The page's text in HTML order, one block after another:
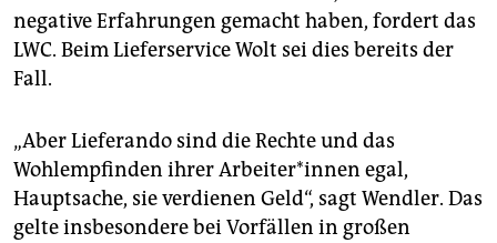
negative Erfahrungen gemacht haben, fordert das
LWC. Beim Lieferservice Wolt sei dies bereits der
Fall.
„Aber Lieferando sind die Rechte und das
Wohlempfinden ihrer Ar­bei­te­r*in­nen egal,
Hauptsache, sie verdienen Geld“, sagt Wendler. Das
gelte insbesondere bei Vorfällen in großen